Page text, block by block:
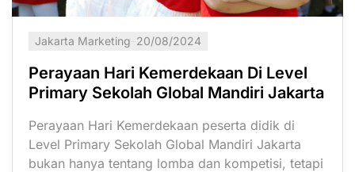
Jakarta Marketing 20/08/2024
Perayaan Hari Kemerdekaan Di Level
Primary Sekolah Global Mandiri Jakarta
Perayaan Hari Kemerdekaan peserta didik di
Level Primary Sekolah Global Mandiri Jakarta
bukan hanya tentang lomba dan kompetisi, tetapi